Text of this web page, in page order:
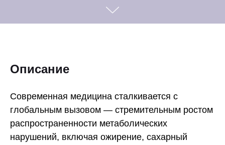
Описание
Современная медицина сталкивается с
глобальным вызовом — стремительным ростом
распространенности метаболических
нарушений, включая ожирение, сахарный